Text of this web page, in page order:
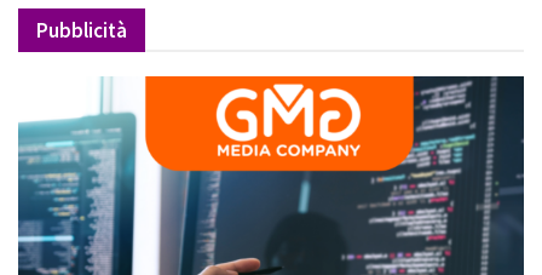
Pubblicità